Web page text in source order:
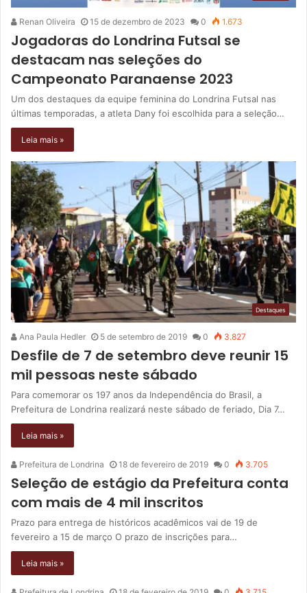
Renan Oliveira 15 de dezembro de 2023 0 1.673
Jogadoras do Londrina Futsal se
destacam nas seleções do
Campeonato Paranaense 2023
Um dos destaques da equipe feminina do Londrina Futsal nas
últimas temporadas, a atleta Dany foi escolhida para a seleção…
Leia mais »
Destaques
Ana Paula Hedler 5 de setembro de 2019 0 3.827
Desfile de 7 de setembro deve reunir 15
mil pessoas neste sábado
Para comemorar os 197 anos da Independência do Brasil, a
Prefeitura de Londrina realizará neste sábado de feriado, Dia 7…
Leia mais »
Prefeitura de Londrina 18 de fevereiro de 2019 0 3.705
Seleção de estágio da Prefeitura conta
com mais de 4 mil inscritos
Prazo para entrega de históricos acadêmicos vai de 19 de
fevereiro a 15 de março O prazo de inscrições para…
Leia mais »